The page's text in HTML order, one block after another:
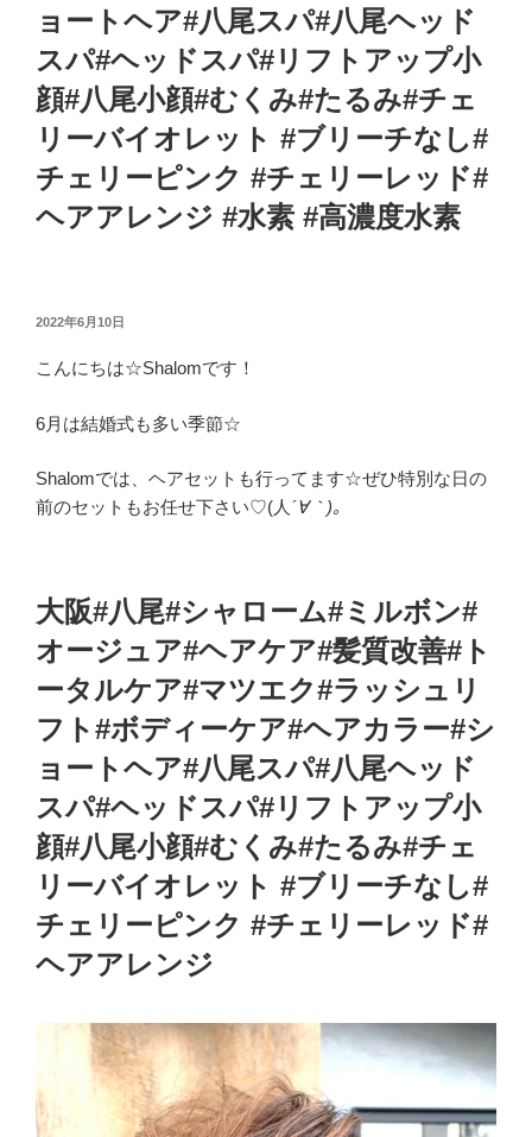
ョートヘア#八尾スパ#八尾ヘッド
スパ#ヘッドスパ#リフトアップ小
顔#八尾小顔#むくみ#たるみ#チェ
リーバイオレット #ブリーチなし#
チェリーピンク #チェリーレッド#
ヘアアレンジ #水素 #高濃度水素
投
日:
2022年6月10日
こんにちは☆Shalomです！
6月は結婚式も多い季節☆
Shalomでは、ヘアセットも行ってます☆ぜひ特別な日の
前のセットもお任せ下さい♡(人 ´∀｀)｡
大阪#八尾#シャローム#ミルボン#
オージュア#ヘアケア#髪質改善#ト
ータルケア#マツエク#ラッシュリ
フト#ボディーケア#ヘアカラー#シ
ョートヘア#八尾スパ#八尾ヘッド
スパ#ヘッドスパ#リフトアップ小
顔#八尾小顔#むくみ#たるみ#チェ
リーバイオレット #ブリーチなし#
チェリーピンク #チェリーレッド#
ヘアアレンジ